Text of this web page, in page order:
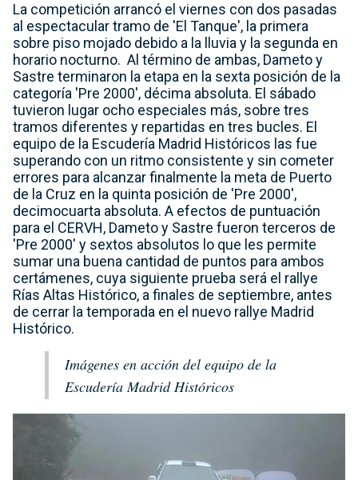
La competición arrancó el viernes con dos pasadas
al espectacular tramo de 'El Tanque', la primera
sobre piso mojado debido a la lluvia y la segunda en
horario nocturno. Al término de ambas, Dameto y
Sastre terminaron la etapa en la sexta posición de la
categoría 'Pre 2000', décima absoluta. El sábado
tuvieron lugar ocho especiales más, sobre tres
tramos diferentes y repartidas en tres bucles. El
equipo de la Escudería Madrid Históricos las fue
superando con un ritmo consistente y sin cometer
errores para alcanzar finalmente la meta de Puerto
de la Cruz en la quinta posición de 'Pre 2000',
decimocuarta absoluta. A efectos de puntuación
para el CERVH, Dameto y Sastre fueron terceros de
'Pre 2000' y sextos absolutos lo que les permite
sumar una buena cantidad de puntos para ambos
certámenes, cuya siguiente prueba será el rallye
Rías Altas Histórico, a finales de septiembre, antes
de cerrar la temporada en el nuevo rallye Madrid
Histórico.
Imágenes en acción del equipo de la
Escudería Madrid Históricos